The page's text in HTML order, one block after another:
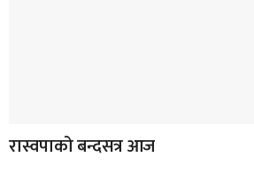
रास्वपाको बन्दसत्र आज